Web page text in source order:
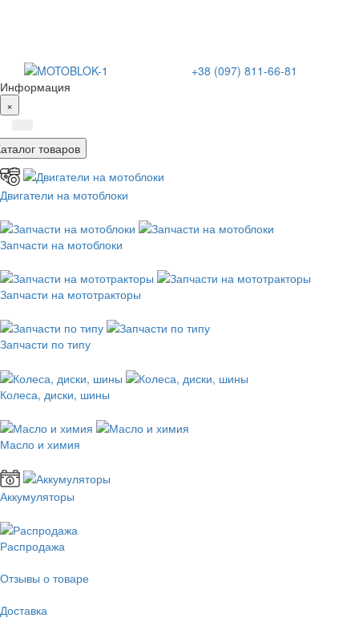
+38 (097) 811-66-81
Информация
×
товаров
Двигатели на мотоблоки
Запчасти на мотоблоки
Запчасти на мототракторы
Запчасти по типу
Колеса, диски, шины
Масло и химия
Аккумуляторы
Распродажа
Отзывы о товаре
Доставка